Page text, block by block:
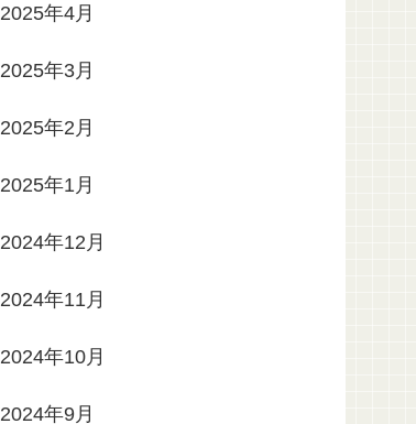
2025年4月
2025年3月
2025年2月
2025年1月
2024年12月
2024年11月
2024年10月
2024年9月